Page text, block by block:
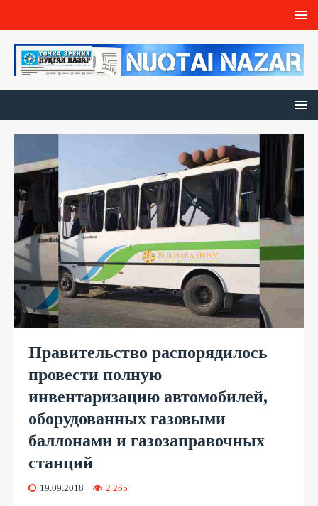
Правительство распорядилось
провести полную
инвентаризацию автомобилей,
оборудованных газовыми
баллонами и газозаправочных
станций
19.09.2018 2 265